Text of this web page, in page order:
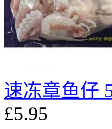
速冻章鱼仔
£5.95